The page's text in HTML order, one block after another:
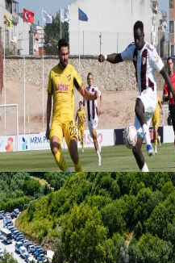
Bandırmaspor’dan 3
08 Ağustos 2026